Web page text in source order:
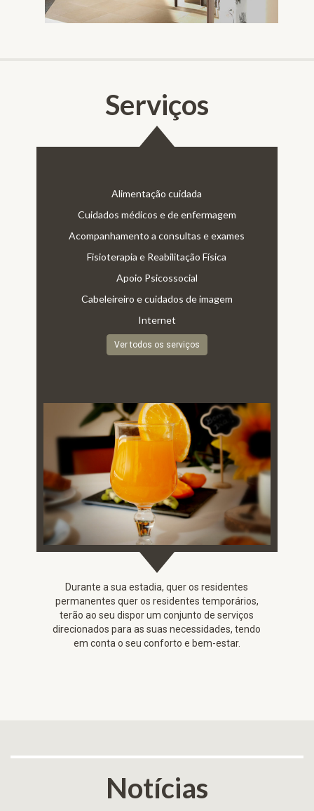
Serviços
Alimentação cuidada
Cuidados médicos e de enfermagem
Acompanhamento a consultas e exames
Fisioterapia e Reabilitação Física
Apoio Psicossocial
Cabeleireiro e cuidados de imagem
Internet
Ver todos os serviços
Durante a sua estadia, quer os residentes
permanentes quer os residentes temporários,
terão ao seu dispor um conjunto de serviços
direcionados para as suas necessidades, tendo
em conta o seu conforto e bem-estar.
Notícias